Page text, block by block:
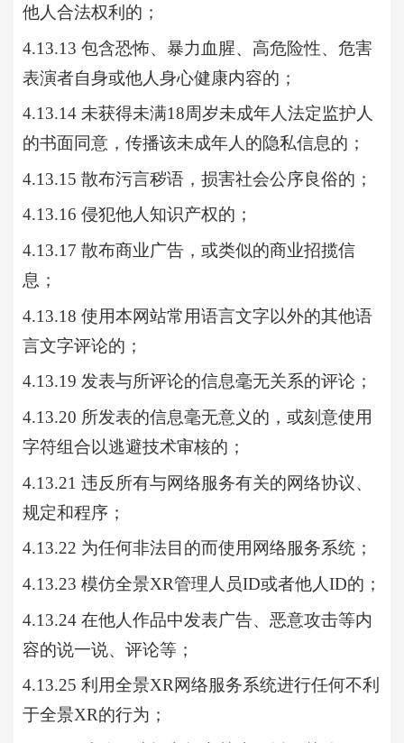
他人合法权利的；
4.13.13 包含恐怖、暴力血腥、高危险性、危害
表演者自身或他人身心健康内容的；
4.13.14 未获得未满18周岁未成年人法定监护人
的书面同意，传播该未成年人的隐私信息的；
4.13.15 散布污言秽语，损害社会公序良俗的；
4.13.16 侵犯他人知识产权的；
4.13.17 散布商业广告，或类似的商业招揽信
息；
4.13.18 使用本网站常用语言文字以外的其他语
言文字评论的；
4.13.19 发表与所评论的信息毫无关系的评论；
4.13.20 所发表的信息毫无意义的，或刻意使用
字符组合以逃避技术审核的；
4.13.21 违反所有与网络服务有关的网络协议、
规定和程序；
4.13.22 为任何非法目的而使用网络服务系统；
4.13.23 模仿全景XR管理人员ID或者他人ID的；
4.13.24 在他人作品中发表广告、恶意攻击等内
容的说一说、评论等；
4.13.25 利用全景XR网络服务系统进行任何不利
于全景XR的行为；